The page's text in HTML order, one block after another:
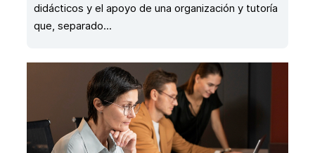
didácticos y el apoyo de una organización y tutoría
que, separado...